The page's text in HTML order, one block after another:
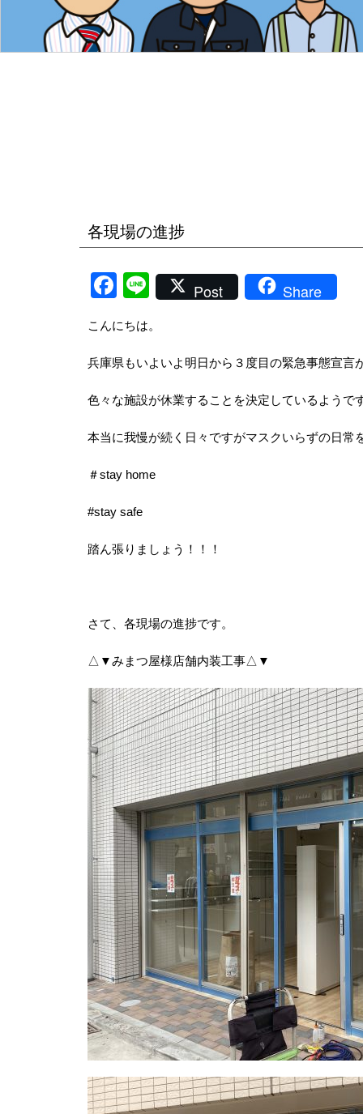
各現場の進捗
Facebook
LinePost Share
こんにちは。
兵庫県もいよいよ明日から３度目の緊急事態宣言
色々な施設が休業することを決定しているようで
本当に我慢が続く日々ですがマスクいらずの日常
＃stay home
#stay safe
踏ん張りましょう！！！
さて、各現場の進捗です。
△▼みまつ屋様店舗内装工事△▼